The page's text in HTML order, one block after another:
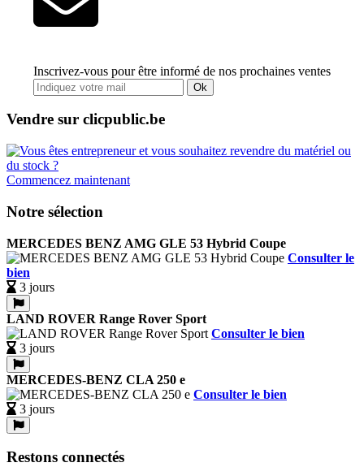
Inscrivez-vous pour être informé de nos prochaines ventes
Ok
Vendre sur clicpublic.be
Commencez maintenant
Notre sélection
MERCEDES BENZ AMG GLE 53 Hybrid Coupe
Consulter le
bien
3 jours
LAND ROVER Range Rover Sport
Consulter le bien
3 jours
MERCEDES-BENZ CLA 250 e
Consulter le bien
3 jours
Restons connectés